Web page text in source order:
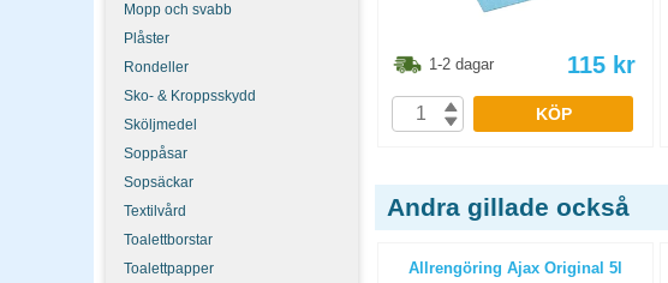
Mopp och svabb
Plåster
Rondeller
Sko- & Kroppsskydd
Sköljmedel
Soppåsar
Sopsäckar
Textilvård
Toalettborstar
Toalettpapper
1-2 dagar 1-2 dagar 115 kr
KÖP
Andra gillade också
Köksrulle Tork Universal 32
Allrengöring Ajax Original 5l